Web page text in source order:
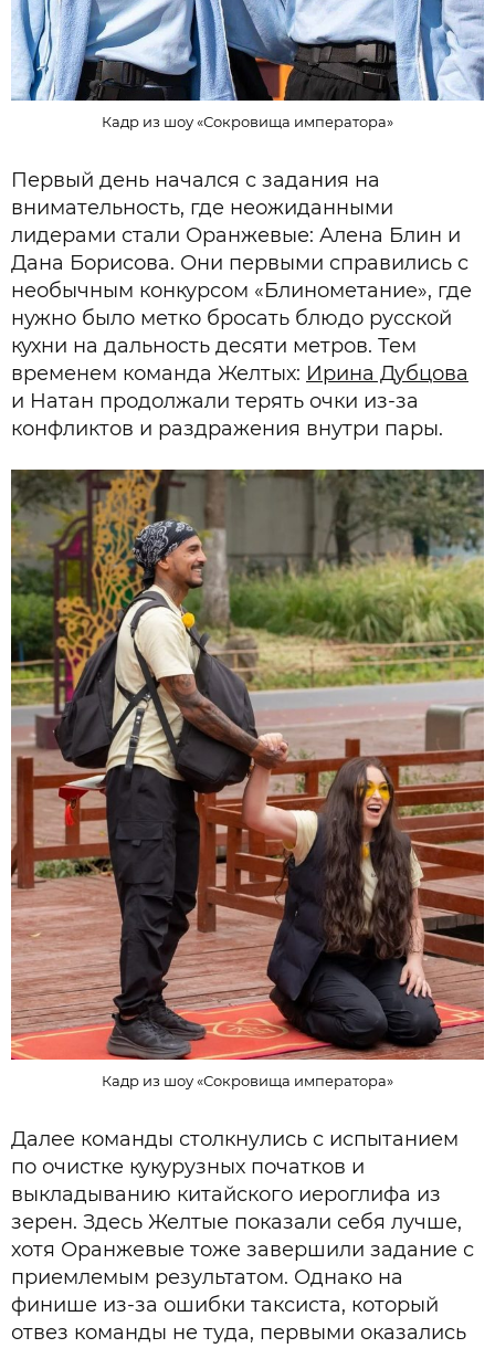
Кадр из шоу «Сокровища императора»
Первый день начался с задания на
внимательность, где неожиданными
лидерами стали Оранжевые: Алена Блин и
Дана Борисова. Они первыми справились с
необычным конкурсом «Блинометание», где
нужно было метко бросать блюдо русской
кухни на дальность десяти метров. Тем
временем команда Желтых: Ирина Дубцова
и Натан продолжали терять очки из-за
конфликтов и раздражения внутри пары.
Кадр из шоу «Сокровища императора»
Далее команды столкнулись с испытанием
по очистке кукурузных початков и
выкладыванию китайского иероглифа из
зерен. Здесь Желтые показали себя лучше,
хотя Оранжевые тоже завершили задание с
приемлемым результатом. Однако на
финише из-за ошибки таксиста, который
отвез команды не туда, первыми оказались